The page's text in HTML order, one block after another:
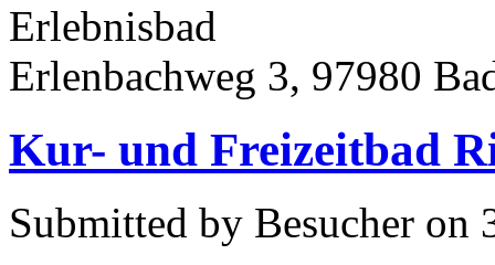
Erlebnisbad
Erlenbachweg 3, 97980
Kur- und Freizeitbad
Submitted by Besucher on